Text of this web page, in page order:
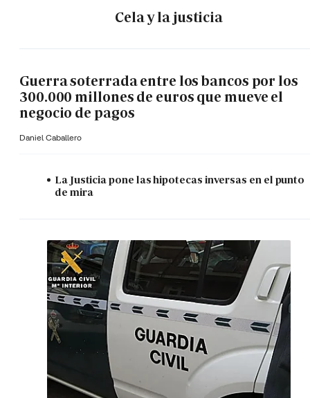
Cela y la justicia
Guerra soterrada entre los bancos por los
300.000 millones de euros que mueve el
negocio de pagos
Daniel Caballero
La Justicia pone las hipotecas inversas en el punto
de mira